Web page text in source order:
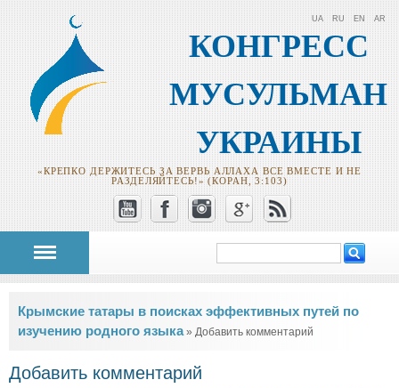
КОНГРЕСС
МУСУЛЬМАН
УКРАИНЫ
«КРЕПКО ДЕРЖИТЕСЬ ЗА ВЕРВЬ АЛЛАХА ВСЕ ВМЕСТЕ И НЕ
РАЗДЕЛЯЙТЕСЬ!» (КОРАН, 3:103)
UA RU EN AR
Форма поиска
Вы здесь
Крымские татары в поисках эффективных путей по
изучению родного языка» Добавить комментарий
Добавить комментарий